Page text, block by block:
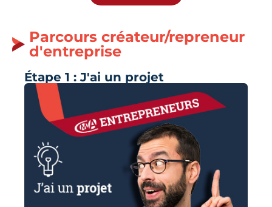
Parcours créateur/repreneur
d'entreprise
Étape 1 : J'ai un projet